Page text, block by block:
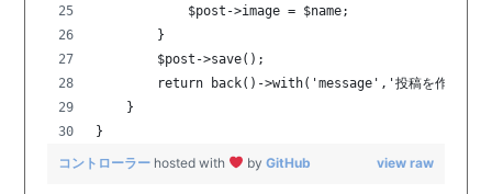
            $post->image = $name;
        }
        $post->save();
return back()->with('message','投稿を作成しま
    }
}
view raw
コントローラー hosted with byGitHub